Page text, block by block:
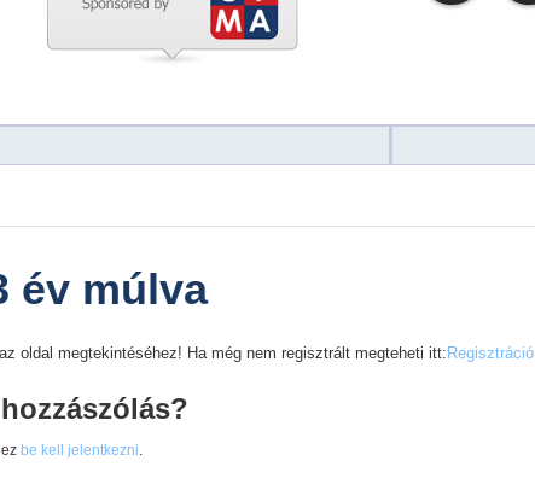
év múlva
oldal megtekintéséhez! Ha még nem regisztrált megteheti itt:Regisztráció
be kell jelentkezni.